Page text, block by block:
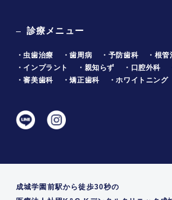
診療メニュー
・虫歯治療 ・歯周病 ・予防歯科
・根
・インプラント
・親知らず ・口腔外科
・審美歯科
・矯正歯科 ・ホワイトニング
成城学園前駅から徒歩30秒の